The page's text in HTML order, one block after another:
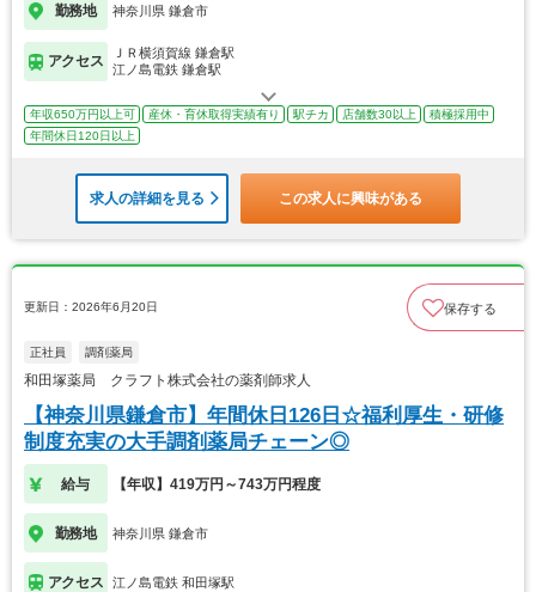
勤務地 神奈川県 鎌倉市
アクセス
ＪＲ横須賀線 鎌倉駅
江ノ島電鉄 鎌倉駅
年収650万円以上可 産休・育休取得実績有り 駅チカ 店舗数30以上
積極採用中
年間休日120日以上
求人の詳細を見る この求人に興味がある
更新日：2026年6月20日 保存する
正社員 調剤薬局
和田塚薬局 クラフト株式会社の薬剤師求人
【神奈川県鎌倉市】年間休日126日☆福利厚生・研修
制度充実の大手調剤薬局チェーン◎
給与 【年収】419万円～743万円程度
勤務地 神奈川県 鎌倉市
アクセス 江ノ島電鉄 和田塚駅